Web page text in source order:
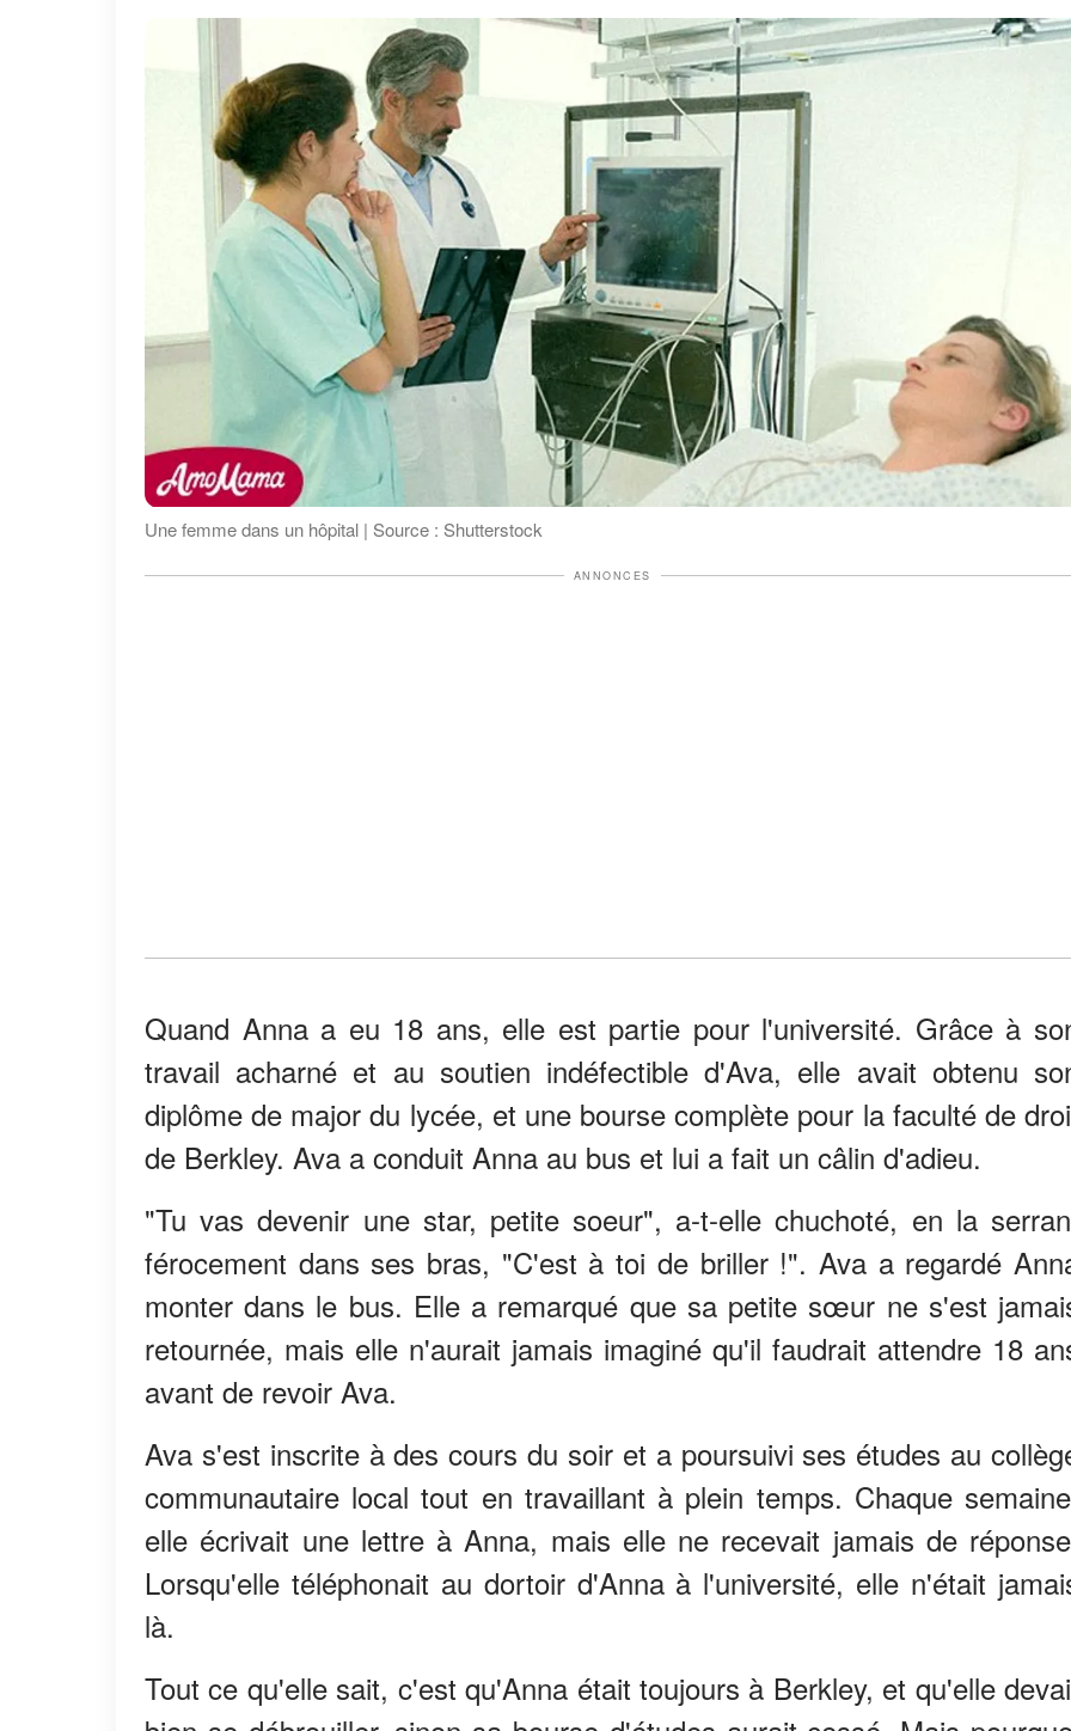
Une femme dans un hôpital | Source : Shutterstock
ANNONCES
Quand Anna a eu 18 ans, elle est partie pour l'université. Grâce à
travail acharné et au soutien indéfectible d'Ava, elle avait obtenu
diplôme de major du lycée, et une bourse complète pour la faculté de
de Berkley. Ava a conduit Anna au bus et lui a fait un câlin d'adieu.
"Tu vas devenir une star, petite soeur", a-t-elle chuchoté, en la
férocement dans ses bras, "C'est à toi de briller !". Ava a regardé
monter dans le bus. Elle a remarqué que sa petite sœur ne s'est
retournée, mais elle n'aurait jamais imaginé qu'il faudrait attendre 18
avant de revoir Ava.
Ava s'est inscrite à des cours du soir et a poursuivi ses études au
communautaire local tout en travaillant à plein temps. Chaque
elle écrivait une lettre à Anna, mais elle ne recevait jamais de
Lorsqu'elle téléphonait au dortoir d'Anna à l'université, elle n'était
là.
Tout ce qu'elle sait, c'est qu'Anna était toujours à Berkley, et qu'elle